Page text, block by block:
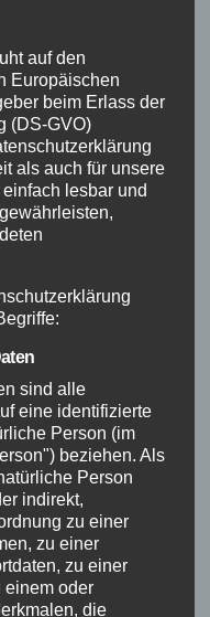
wird von
Viele geben an,
sind und
Die Böttcher
Langlebigkeit
wird.
von einem
Böttcher
als angenehm
längere Fahrten
oft in den
wird, ist die
auf den
Europäischen
beim Erlass der
(DS-GVO)
als auch für unsere
lesbar und
sind alle
eine identifizierte
Person (im
beziehen. Als
Person
indirekt,
zu einer
zu einer
zu einer
einem oder
die